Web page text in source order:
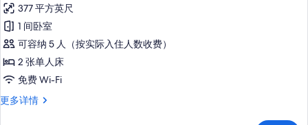
有
照
片
Adults+4
Children
更
多
信
Classic
One
Bedroom
Apartment
with
Terrace
Pool
377 平方英尺
1 间卧室
可容纳 5 人（按实际入住人数收费）
2 张单人床
免费 Wi-Fi
更多详情
Classic